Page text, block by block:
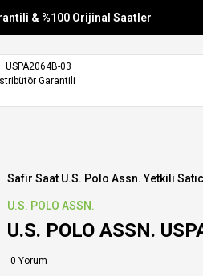
& %100 Orijinal Saatler
6 Taksit
Gönderim
Safir Saat U.s. Polo Assn. Yetkili
U.S. POLO ASSN.
U.S. POLO ASSN.
0 Yorum